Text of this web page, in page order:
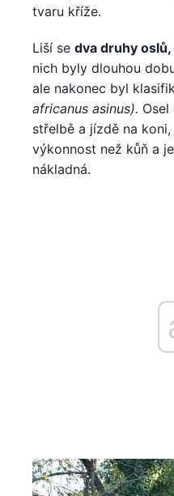
tvaru kříže.
Liší se dva druhy
nich byly dlouhou
ale nakonec byl
africanus asinus).
střelbě a jízdě na
výkonnost než kůň a
nákladná.